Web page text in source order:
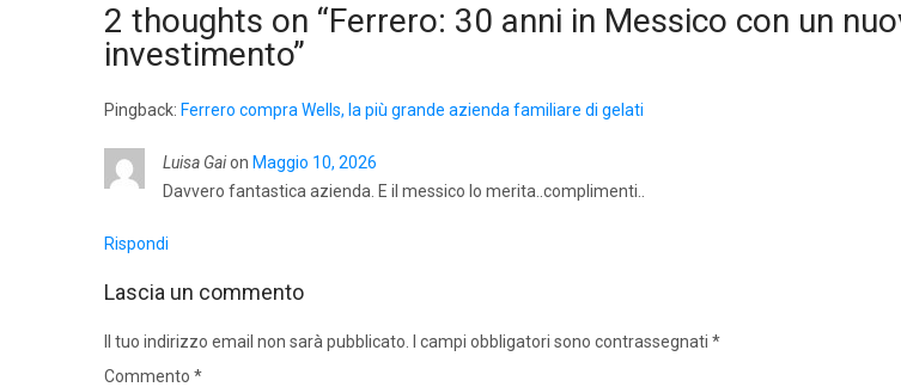
2 thoughts on “Ferrero: 30 anni in Messico con un
investimento”
Pingback: Ferrero compra Wells, la più grande azienda familiare di gelati
Luisa Gaion Maggio 10, 2026
Davvero fantastica azienda. E il messico lo merita..complimenti..
Rispondi
Lascia un commento
Il tuo indirizzo email non sarà pubblicato. I campi obbligatori sono contrassegnati *
Commento *